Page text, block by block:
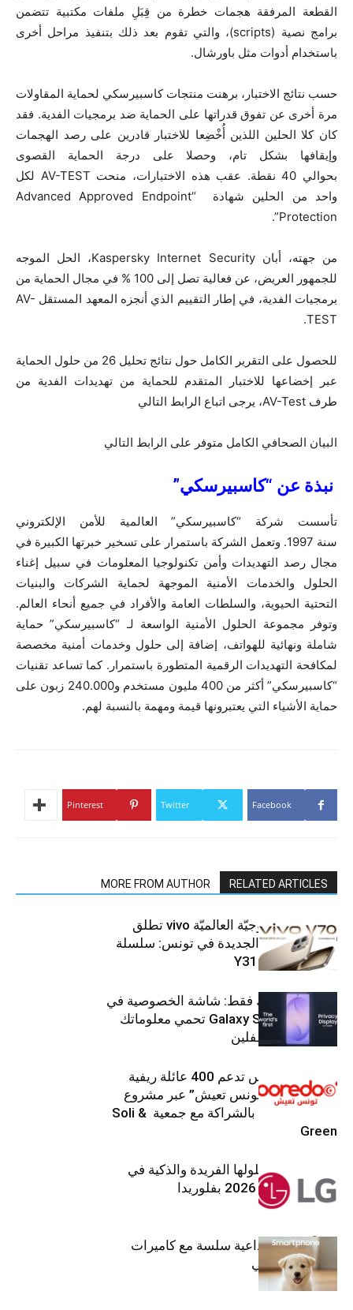
القطعة المرفقة هجمات خطرة من قِبَلِ ملفات مكتبية تتضمن
برامج نصية (scripts)، والتي تقوم بعد ذلك بتنفيذ مراحل أخرى
باستخدام أدوات مثل باورشال.
حسب نتائج الاختبار، برهنت منتجات كاسبيرسكي لحماية المقاولات
مرة أخرى عن تفوق قدراتها على الحماية ضد برمجيات الفدية. فقد
كان كلا الحلين اللذين أُخْضِعا للاختبار قادرين على رصد الهجمات
وإيقافها بشكل تام، وحصلا على درجة الحماية القصوى
بحوالي 40 نقطة. عقب هذه الاختبارات، منحت AV-TEST لكل
واحد من الحلين شهادة “Advanced Approved Endpoint
Protection”.
من جهته، أبان Kaspersky Internet Security، الحل الموجه
للجمهور العريض، عن فعالية تصل إلى 100 % في مجال الحماية من
برمجيات الفدية، في إطار التقييم الذي أنجزه المعهد المستقل AV-
TEST.
للحصول على التقرير الكامل حول نتائج تحليل 26 من حلول الحماية
عبر إخضاعها للاختبار المتقدم للحماية من تهديدات الفدية من
طرف AV-Test، يرجى اتباع الرابط التالي
البيان الصحافي الكامل متوفر على الرابط التالي
نبذة عن “كاسبيرسكي”
تأسست شركة “كاسبيرسكي” العالمية للأمن الإلكتروني
سنة 1997. وتعمل الشركة باستمرار على تسخير خبرتها الكبيرة في
مجال رصد التهديدات وأمن تكنولوجيا المعلومات في سبيل إغناء
الحلول والخدمات الأمنية الموجهة لحماية الشركات والبنيات
التحتية الحيوية، والسلطات العامة والأفراد في جميع أنحاء العالم.
وتوفر مجموعة الحلول الأمنية الواسعة لـ “كاسبيرسكي” حماية
شاملة ونهائية للهواتف، إضافة إلى حلول وخدمات أمنية مخصصة
لمكافحة التهديدات الرقمية المتطورة باستمرار. كما تساعد تقنيات
“كاسبيرسكي” أكثر من 400 مليون مستخدم و240.000 زبون على
حماية الأشياء التي يعتبرونها قيمة ومهمة بالنسبة لهم.
Facebook
Twitter
Pinterest
RELATED ARTICLES
MORE FROM AUTHOR
العلامة التّكنولوجيّة العالميّة vivo تطلق
هواتفها الذكيّة الجديدة في تونس: سلسلة
V70 وسلسلة Y31
شاشتك، لعينيك فقط: شاشة الخصوصية في
جهاز Galaxy S26 Ultra تحمي معلوماتك
من أعين المتطفلين
Ooredoo تونس تدعم 400 عائلة ريفية
ضمن برنامج “تونس تعيش” عبر مشروع
تنموي مستدام بالشراكة مع جمعية Soli &
Green
إل جي تقدم حلولها الفريدة والذكية في
معرض (KBIS) 2026 بفلوريدا
قريباً: تجربة إبداعية سلسة مع كاميرات
أجهزة جالاكسي